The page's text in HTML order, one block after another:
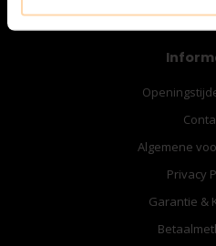
Algemene
Privacy
Garantie &